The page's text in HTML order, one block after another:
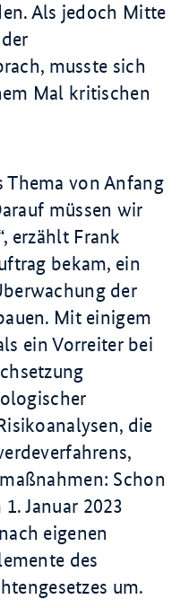
Als jedoch Mitte
musste sich
Mal kritischen
Thema von Anfang
müssen wir
, erzählt Frank
bekam, ein
der
Mit einigem
ein Vorreiter bei
die
Schon
1. Januar 2023
eigenen
des
um.